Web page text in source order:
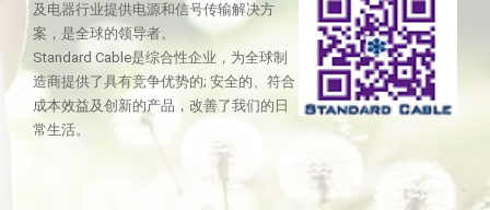
及电器行业提供电源和信号传输解决方
案，是全球的领导者。
Standard Cable是综合性企业，为全球制
造商提供了具有竞争优势的; 安全的、符合
成本效益及创新的产品，改善了我们的日
常生活。